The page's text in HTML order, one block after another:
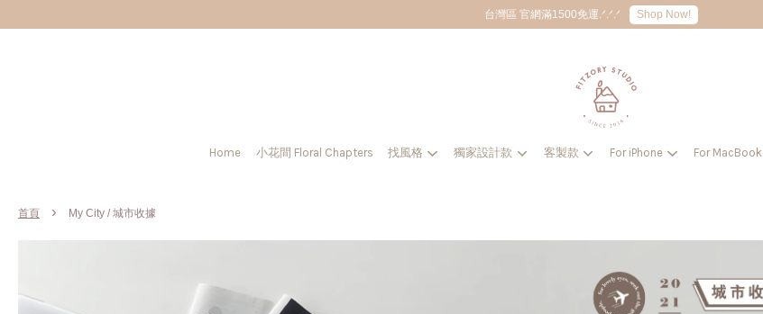
台灣區 官網滿1500免運.ᐟ.ᐟ.ᐟ Shop Now!
Home 小花間 Floral Chapters 找風格 獨家設計款 客製款 For iPhone For MacBook
首頁 › My City / 城市收據
您的購物車目前還是空的。